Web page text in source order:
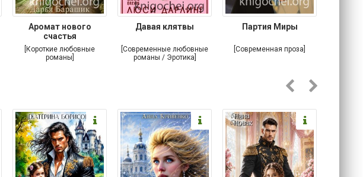
Аромат нового
счастья
[Короткие любовные
романы]
Давая клятвы
[Современные любовные
романы / Эротика]
Партия Миры
[Современная проза]